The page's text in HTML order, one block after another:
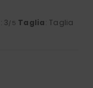
: 3/5 Taglia: Taglia